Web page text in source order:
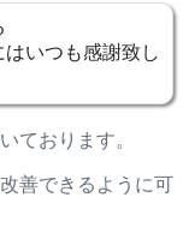
いつも感謝致し
ております。
善できるように可